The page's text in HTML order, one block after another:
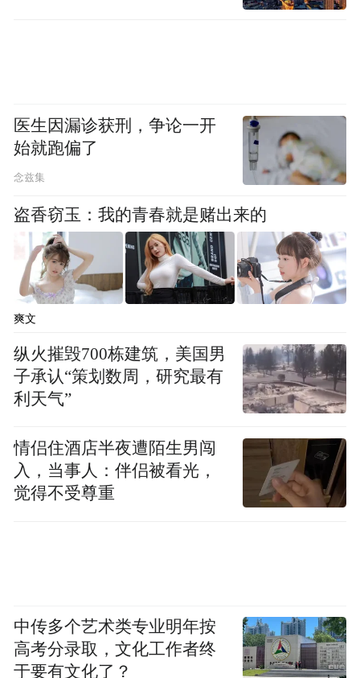
远处的山峦被朝霞镀上了一层金色
小镇苏醒，人声渐沸
小贩的吆喝声与儿童的欢笑声交织
蒸腾的热气和着扑鼻的香气聚拢人群
大同土林
——奇巧怪谲的荒诞
医生因漏诊获刑，争论一开
始就跑偏了
念兹集
盗香窃玉：我的青春就是赌出来的
爽文
纵火摧毁700栋建筑，美国男
子承认“策划数周，研究最有
利天气”
情侣住酒店半夜遭陌生男闯
入，当事人：伴侣被看光，
觉得不受尊重
中传多个艺术类专业明年按
高考分录取，文化工作者终
于要有文化了？